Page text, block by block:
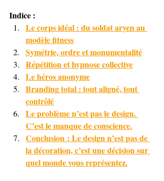
Indice :
Le corps idéal : du soldat aryen au
modèle fitness
Symétrie, ordre et monumentalité
Répétition et hypnose collective
Le héros anonyme
Branding total : tout aligné, tout
contrôlé
Le problème n’est pas le design.
C’est le manque de conscience.
Conclusion : Le design n’est pas de
la décoration, c’est une décision sur
quel monde vous représentez.